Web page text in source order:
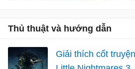
Thủ thuật và hướng dẫn
Giải thích cốt